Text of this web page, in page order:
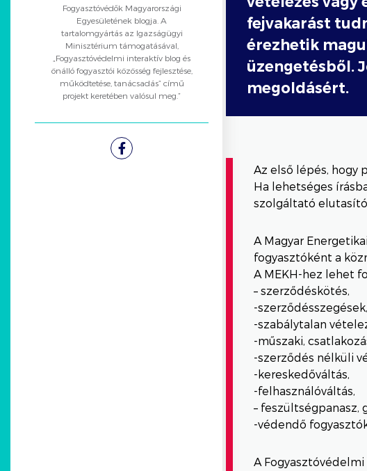
Fogyasztóvédők Magyarországi
Egyesületének blogja. A
tartalomgyártás az Igazságügyi
Minisztérium támogatásával,
„Fogyasztóvédelmi interaktív blog és
önálló fogyasztói közösség fejlesztése,
működtetése, tanácsadás” című
projekt keretében valósul meg.”
Facebook
fejvakarást
érezhetik
üzengetésből.
megoldásért.
Az első lépés, hogy
Ha lehetséges
szolgáltató
A Magyar
fogyasztóként a
A MEKH-hez lehet
– szerződéskötés,
-szerződésszegések,
-szabálytalan
-műszaki,
-szerződés nélküli
-kereskedőváltás,
-felhasználóváltás,
– feszültségpanasz,
-védendő
A